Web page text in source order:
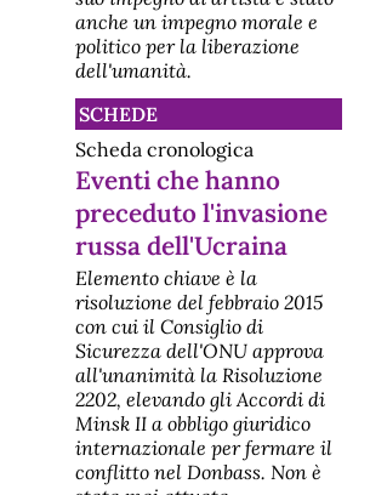
presupposto, si apre il 16 e 17
gennaio 2026, alla Sapienza
Università di Roma, la Conferenza
N
[cultura] Sondaggio: per l'80%
il futuro sarà peggiore
Welfare: rilevazione Adnkronos, più
ansia che fiducia nel futuro, 80%
vede condizione peggiore tra 20
anniRoma, 18 giu.
(Adnkronos/Labitalia) - Un Paese
che guarda al proprio domani con
più ansia che fiducia: sentimenti
diffusi di preoccupazione e
incertezza, tra timori per il futuro
perso
anche un impegno morale e
politico per la liberazione
dell'umanità.
SCHEDE
Scheda cronologica
Eventi che hanno
preceduto l'invasione
russa dell'Ucraina
Elemento chiave è la
risoluzione del febbraio 2015
con cui il Consiglio di
Sicurezza dell'ONU approva
all'unanimità la Risoluzione
2202, elevando gli Accordi di
Minsk II a obbligo giuridico
internazionale per fermare il
conflitto nel Donbass. Non è